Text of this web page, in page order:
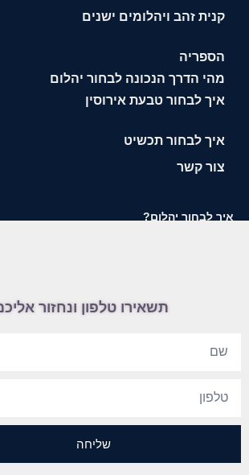
קנית זהב ויהלומים ישנים
הספריה
מהי הדרך הנכונה לבחור יהלום
איך לבחור טבעת אירוסין
איך לבחור תכשיט
צור קשר
איך לבחור יהלום?
תשאירו טלפון ונחזור
שליחה